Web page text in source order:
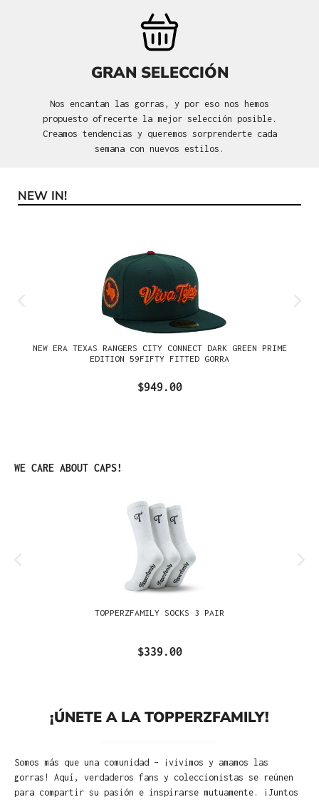
GRAN SELECCIÓN
Nos encantan las gorras, y por eso nos hemos
propuesto ofrecerte la mejor selección posible.
Creamos tendencias y queremos sorprenderte cada
semana con nuevos estilos.
Omitir la galería de productos
NEW IN!
NEW ERA TEXAS RANGERS CITY CONNECT DARK GREEN PRIME
EDITION 59FIFTY FITTED GORRA
$949.00
Omitir la galería de productos
WE CARE ABOUT CAPS!
TOPPERZFAMILY SOCKS 3 PAIR
$339.00
¡ÚNETE A LA TOPPERZFAMILY!
Somos más que una comunidad – ¡vivimos y amamos las
gorras! Aquí, verdaderos fans y coleccionistas se reúnen
para compartir su pasión e inspirarse mutuamente. ¡Juntos